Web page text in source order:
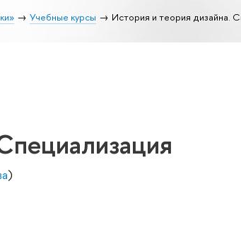
Учебные курсы История и теория дизайна.
)